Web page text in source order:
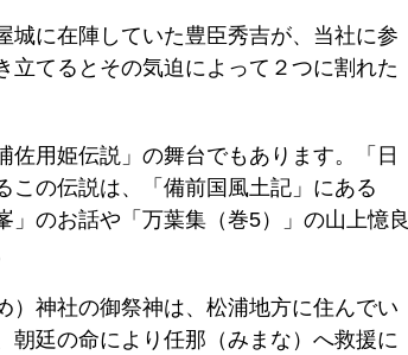
城に在陣していた豊臣秀吉が、当社に参
立てるとその気迫によって２つに割れた
佐用姫伝説」の舞台でもあります。「日
この伝説は、「備前国風土記」にある
」のお話や「万葉集（巻5）」の山上憶良
）神社の御祭神は、松浦地方に住んでい
朝廷の命により任那（みまな）へ救援に